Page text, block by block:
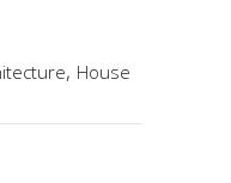
, House